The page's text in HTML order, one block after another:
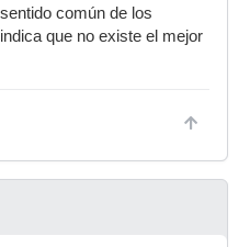
común de los
que no existe el mejor